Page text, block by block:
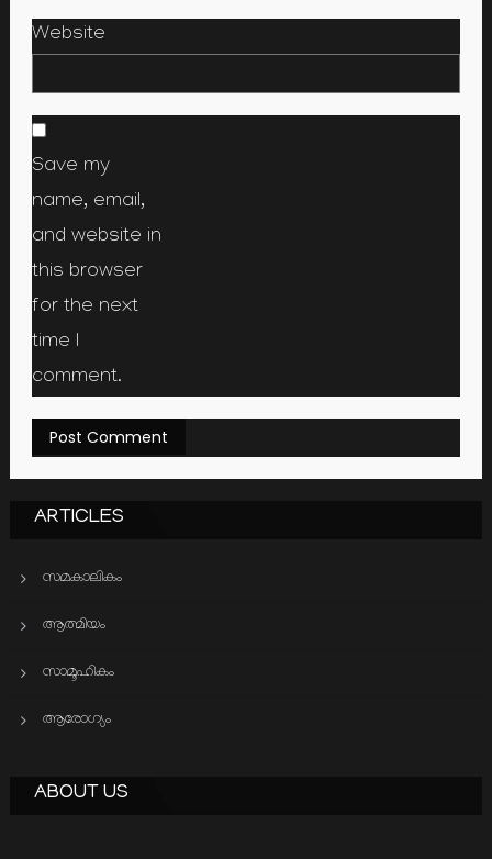
Website
Save my
name, email,
and website in
this browser
for the next
time I
comment.
ARTICLES
സമകാലികം
ആത്മിയം
സാമൂഹികം
ആരോഗ്യം
ABOUT US